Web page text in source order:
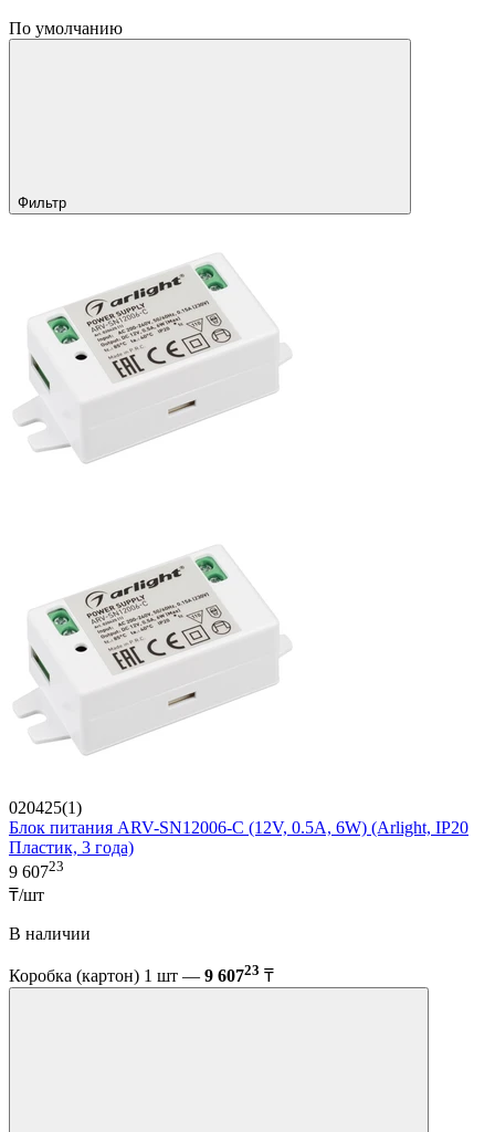
По умолчанию
Фильтр
020425(1)
Блок питания ARV-SN12006-C (12V, 0.5A, 6W) (Arlight, IP20
Пластик, 3 года)
9 60723
₸/шт
В наличии
Коробка (картон) 1 шт — 9 60723 ₸